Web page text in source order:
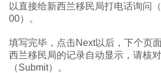
以直接给新西兰移民局打电话询问
00）。
填写完毕，点击Next以后，下个页
西兰移民局的记录自动显示，请核
（Submit）。